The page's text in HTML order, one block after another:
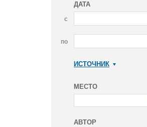
ДАТА
с
по
ИСТОЧНИК
МЕСТО
АВТОР